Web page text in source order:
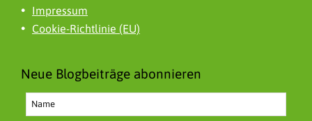
Impressum
Cookie-Richtlinie (EU)
Neue Blogbeiträge abonnieren